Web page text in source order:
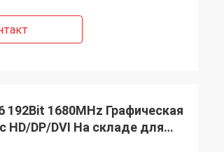
192Bit 1680MHz Графическая
HD/DP/DVI На складе для